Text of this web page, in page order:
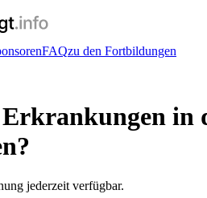
FAQzu den Fortbildungen
Erkrankungen
jederzeit verfügbar.